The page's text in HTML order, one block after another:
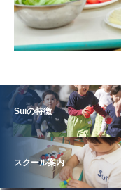
Suiの特徴
スクール案内